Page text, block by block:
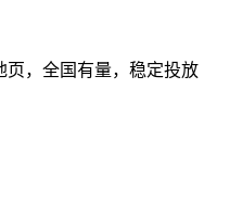
页，全国有量，稳定投放